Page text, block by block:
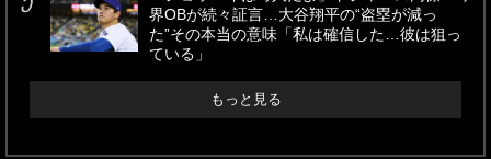
界OBが続々証言…大谷翔平の“盗塁が減っ
た”その本当の意味「私は確信した…彼は狙っ
ている」
もっと見る